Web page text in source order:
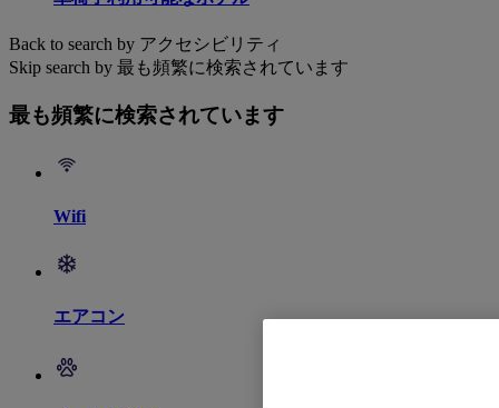
Back to search by アクセシビリティ
Skip search by 最も頻繁に検索されています
最も頻繁に検索されています
Wifi
エアコン